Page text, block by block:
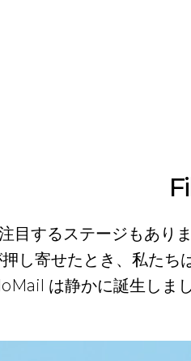
目するステージもあ
し寄せたとき、私た
は静かに誕生し